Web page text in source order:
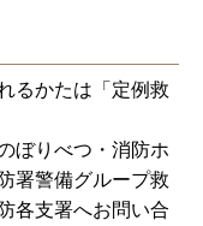
るかたは「定例救
りべつ・消防ホ
署警備グループ救
各支署へお問い合